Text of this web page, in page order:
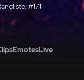
#171
EmotesLive